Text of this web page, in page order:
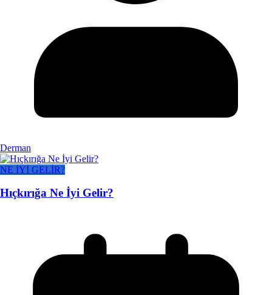
Derman
NE İYİ GELİR?
Hıçkırığa Ne İyi Gelir?